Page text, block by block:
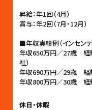
昇給：年1回（4月）
賞与：年2回（7月・12月）
■年収実績例（インセンテ
年収650万円／27歳 経
社）
年収690万円／29歳 経
年収800万円／30歳 経
休日・休暇